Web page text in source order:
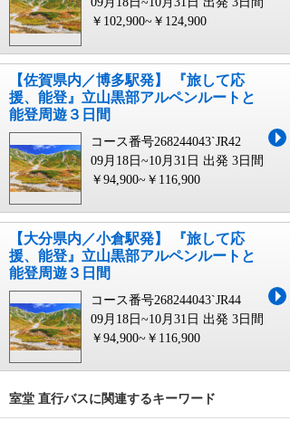
￥102,900~￥124,900
【佐賀県内／博多駅発】 『旅して応
援、能登』立山黒部アルペンルートと
能登周遊３日間
コース番号268244043`JR42
09月18日~10月31日 出発 3日間
￥94,900~￥116,900
【大分県内／小倉駅発】 『旅して応
援、能登』立山黒部アルペンルートと
能登周遊３日間
コース番号268244043`JR44
09月18日~10月31日 出発 3日間
￥94,900~￥116,900
室堂 直行バスに関連するキーワード